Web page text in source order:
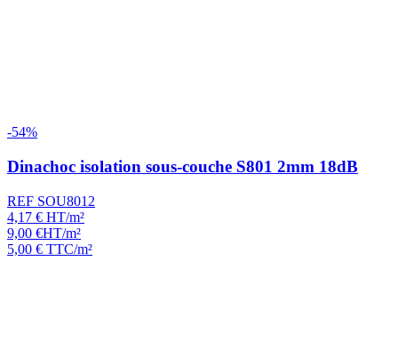
-54%
Dinachoc isolation sous-couche S801 2mm 18dB
REF SOU8012
4,17 € HT/m²
9,00 €HT/m²
5,00 € TTC/m²